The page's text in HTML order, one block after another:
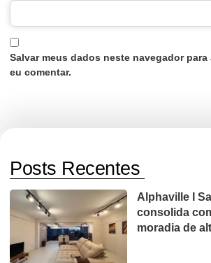
Salvar meus dados neste navegador para
eu comentar.
Posts Recentes
Alphaville I
consolida
moradia de